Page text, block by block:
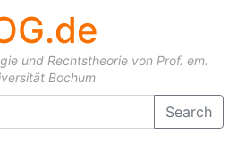
und Rechtstheorie von Prof. em.
Bochum
Search